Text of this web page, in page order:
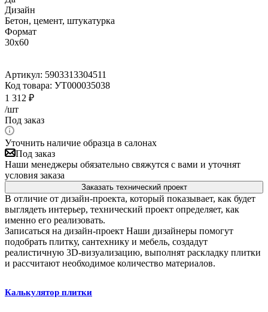
Дизайн
Бетон, цемент, штукатурка
Формат
30x60
Артикул: 5903313304511
Код товара: УТ000035038
1 312 ₽
/шт
Под заказ
Уточнить наличие образца в салонах
Под заказ
Наши менеджеры обязательно свяжутся с вами и уточнят
условия заказа
Заказать технический проект
В отличие от дизайн-проекта, который показывает, как будет
выглядеть интерьер, технический проект определяет, как
именно его реализовать.
Записаться на дизайн-проект Наши дизайнеры помогут
подобрать плитку, сантехнику и мебель, создадут
реалистичную 3D-визуализацию, выполнят раскладку плитки
и рассчитают необходимое количество материалов.
Калькулятор плитки